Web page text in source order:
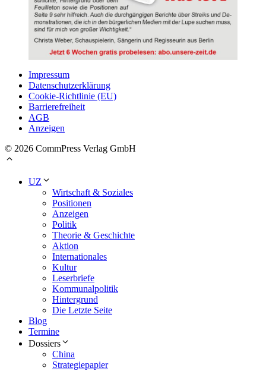
Impressum
Datenschutzerklärung
Cookie-Richtlinie (EU)
Barrierefreiheit
AGB
Anzeigen
© 2026 CommPress Verlag GmbH
UZ
Wirtschaft & Soziales
Positionen
Anzeigen
Politik
Theorie & Geschichte
Aktion
Internationales
Kultur
Leserbriefe
Kommunalpolitik
Hintergrund
Die Letzte Seite
Blog
Termine
Dossiers
China
Strategiepapier